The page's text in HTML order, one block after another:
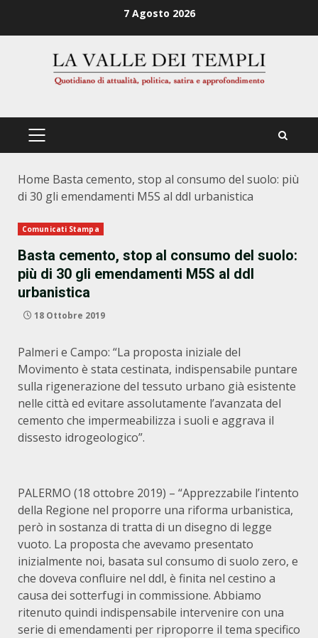
7 Agosto 2026
PRIMÄRES
Home Basta cemento, stop al consumo del suolo: più
di 30 gli emendamenti M5S al ddl urbanistica
Comunicati Stampa
Basta cemento, stop al consumo del suolo:
più di 30 gli emendamenti M5S al ddl
urbanistica
18 Ottobre 2019
Palmeri e Campo: “La proposta iniziale del
Movimento è stata cestinata, indispensabile puntare
sulla rigenerazione del tessuto urbano già esistente
nelle città ed evitare assolutamente l’avanzata del
cemento che impermeabilizza i suoli e aggrava il
dissesto idrogeologico”.
PALERMO (18 ottobre 2019) – “Apprezzabile l’intento
della Regione nel proporre una riforma urbanistica,
però in sostanza di tratta di un disegno di legge
vuoto. La proposta che avevamo presentato
inizialmente noi, basata sul consumo di suolo zero, e
che doveva confluire nel ddl, è finita nel cestino a
causa dei sotterfugi in commissione. Abbiamo
ritenuto quindi indispensabile intervenire con una
serie di emendamenti per riproporre il tema specifico